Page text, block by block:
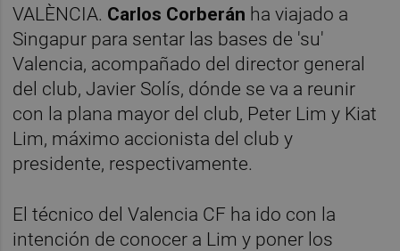
VALÈNCIA. Carlos Corberán ha viajado a
Singapur para sentar las bases de 'su'
Valencia, acompañado del director general
del club, Javier Solís, dónde se va a reunir
con la plana mayor del club, Peter Lim y Kiat
Lim, máximo accionista del club y
presidente, respectivamente.
El técnico del Valencia CF ha ido con la
intención de conocer a Lim y poner los